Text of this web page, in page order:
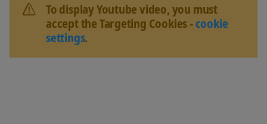
To display Youtube video, you must
accept the Targeting Cookies -cookie
settings.